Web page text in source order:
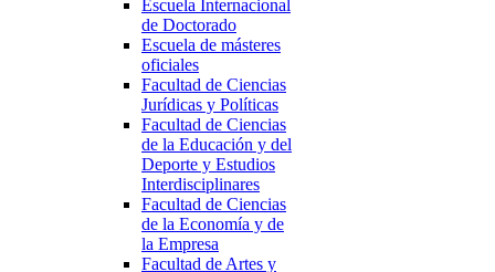
Escuela Internacional
de Doctorado
Escuela de másteres
oficiales
Facultad de Ciencias
Jurídicas y Políticas
Facultad de Ciencias
de la Educación y del
Deporte y Estudios
Interdisciplinares
Facultad de Ciencias
de la Economía y de
la Empresa
Facultad de Artes y